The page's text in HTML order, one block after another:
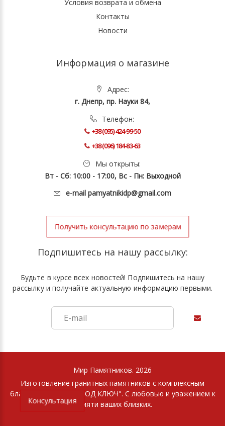
Условия возврата и обмена
Контакты
Новости
Информация о магазине
Адрес:
г. Днепр, пр. Науки 84,
Телефон:
+38 (095) 424-99-50
+38 (096) 184-83-63
Мы открыты:
Вт - Сб: 10:00 - 17:00, Вс - Пн: Выходной
e-mail pamyatnikidp@gmail.com
Получить консультацию по замерам
Подпишитесь на нашу рассылку:
Будьте в курсе всех новостей! Подпишитесь на нашу
рассылку и получайте актуальную информацию первыми.
Мир Памятников. 2026
Изготовление гранитных памятников с комплексным
благоустройством "ПОД КЛЮЧ". С любовью и уважением к
памяти ваших близких.
Консультация